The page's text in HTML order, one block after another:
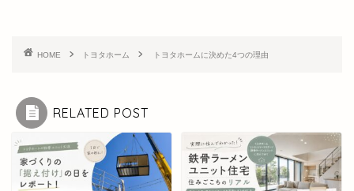
HOME トヨタホーム トヨタホームに決めた4つの理由
RELATED POST